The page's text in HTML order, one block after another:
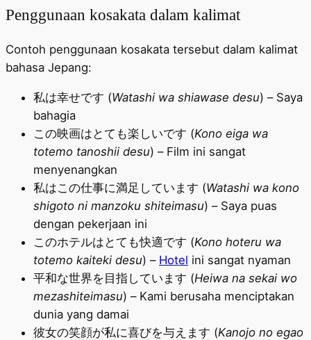
Penggunaan kosakata dalam kalimat
Contoh penggunaan kosakata tersebut dalam kalimat
bahasa Jepang:
私は幸せです (Watashi wa shiawase desu) – Saya
bahagia
この映画はとても楽しいです (Kono eiga wa
totemo tanoshii desu) – Film ini sangat
menyenangkan
私はこの仕事に満足しています (Watashi wa kono
shigoto ni manzoku shiteimasu) – Saya puas
dengan pekerjaan ini
このホテルはとても快適です (Kono hoteru wa
totemo kaiteki desu) – Hotel ini sangat nyaman
平和な世界を目指しています (Heiwa na sekai wo
mezashiteimasu) – Kami berusaha menciptakan
dunia yang damai
彼女の笑顔が私に喜びを与えます (Kanojo no egao